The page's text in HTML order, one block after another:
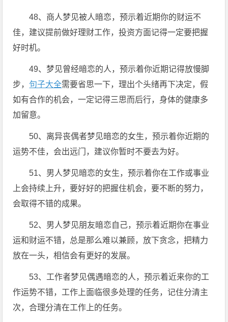
48、商人梦见被人暗恋，预示着近期你的财运不
佳，建议提前做好理财工作，投资方面记得一定要把握
好时机。
49、梦见曾经暗恋的人，预示着你近期记得放慢脚
步， 句子大全需要省思一下，理出个头绪再下决定，假
如有合作的机会，一定记得三思而后行，身体的健康多
加留意。
50、离异丧偶者梦见暗恋的女生，预示着你近期的
运势不佳，会出远门，建议你暂时不要去为好。
51、男人梦见暗恋的女生，预示着你在工作或事业
上会持续上升，要好好的把握住机会，要不断的努力，
会取得不错的成果。
52、男人梦见朋友暗恋自己，预示着近期你在事业
运和财运不错，总是那么难以兼顾，放下贪念，把精力
放在一头，相信会有更好的发展。
53、工作者梦见偶遇暗恋的人，预示着近来你的工
作运势不错，工作上面临很多处理的任务，记住分清主
次，合理分清在工作上的任务。